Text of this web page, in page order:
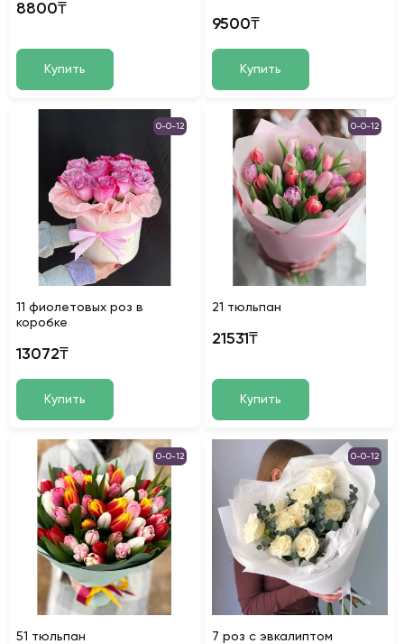
8800₸
Купить
9500₸
Купить
0-0-12
11 фиолетовых роз в
коробке
13072₸
Купить
0-0-12
21 тюльпан
21531₸
Купить
0-0-12
51 тюльпан
0-0-12
7 роз с эвкалиптом